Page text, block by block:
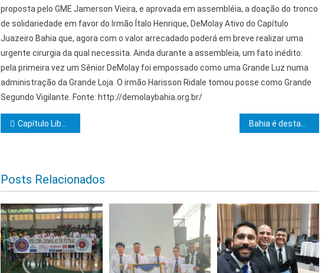
proposta pelo GME Jamerson Vieira, e aprovada em assembléia, a doação do tronco
de solidariedade em favor do Irmão Ítalo Henrique, DeMolay Ativo do Capítulo
Juazeiro Bahia que, agora com o valor arrecadado poderá em breve realizar uma
urgente cirurgia da qual necessita. Ainda durante a assembleia, um fato inédito:
pela primeira vez um Sênior DeMolay foi empossado como uma Grande Luz numa
administração da Grande Loja. O irmão Harisson Ridale tomou posse como Grande
Segundo Vigilante. Fonte: http://demolaybahia.org.br/
Navegação de Post
Capítulo Liberdade 163 completa 27 anos
Posts Relacionados